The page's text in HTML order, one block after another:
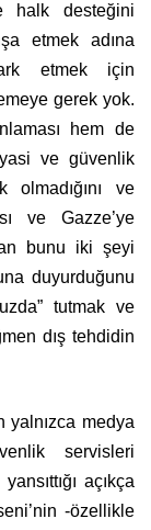
halk desteğini
etmek adına
etmek için
gerek yok.
hem de
ve güvenlik
olmadığını ve
ve Gazze’ye
bunu iki şeyi
duyurduğunu
tutmak ve
dış tehdidin
yalnızca medya
servisleri
açıkça
-özellikle